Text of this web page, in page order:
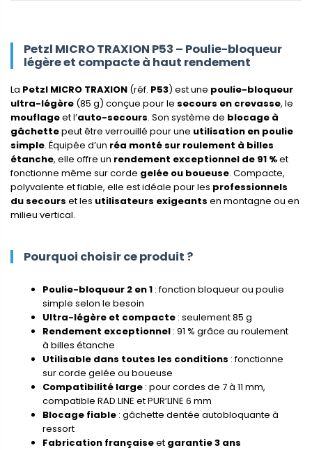
Petzl MICRO TRAXION P53 – Poulie-bloqueur
légère et compacte à haut rendement
La Petzl MICRO TRAXION (réf. P53) est une poulie-bloqueur
ultra-légère (85 g) conçue pour le secours en crevasse, le
mouflageet l’auto-secours. Son système de blocage à
gâchettepeut être verrouillé pour une utilisation en poulie
simple. Équipée d’un réa monté sur roulement à billes
étanche, elle offre un rendement exceptionnel de 91 %et
fonctionne même sur corde gelée ou boueuse. Compacte,
polyvalente et fiable, elle est idéale pour les professionnels
du secours et les utilisateurs exigeants en montagne ou en
milieu vertical.
Pourquoi choisir ce produit ?
Poulie-bloqueur 2 en 1 : fonction bloqueur ou poulie
simple selon le besoin
Ultra-légère et compacte : seulement 85 g
Rendement exceptionnel : 91 % grâce au roulement
à billes étanche
Utilisable dans toutes les conditions : fonctionne
sur corde gelée ou boueuse
Compatibilité large : pour cordes de 7 à 11 mm,
compatible RAD LINE et PUR’LINE 6 mm
Blocage fiable : gâchette dentée autobloquante à
ressort
Fabrication françaiseet garantie 3 ans